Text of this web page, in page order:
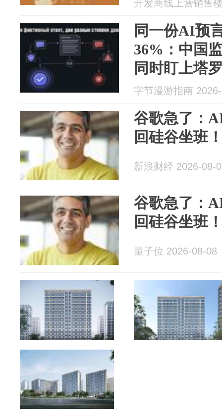
开发商线上营销售
同一份AI预
36%：中国
同时盯上塔
字节漫游指南
谷歌急了：
回硅谷坐班
新浪财经 2026-08-
谷歌急了：
回硅谷坐班
量子位 2026-08-08